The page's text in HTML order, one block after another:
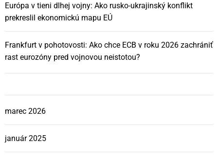
Európa v tieni dlhej vojny: Ako rusko-ukrajinský konflikt
prekreslil ekonomickú mapu EÚ
Frankfurt v pohotovosti: Ako chce ECB v roku 2026 zachrániť
rast eurozóny pred vojnovou neistotou?
marec 2026
január 2025